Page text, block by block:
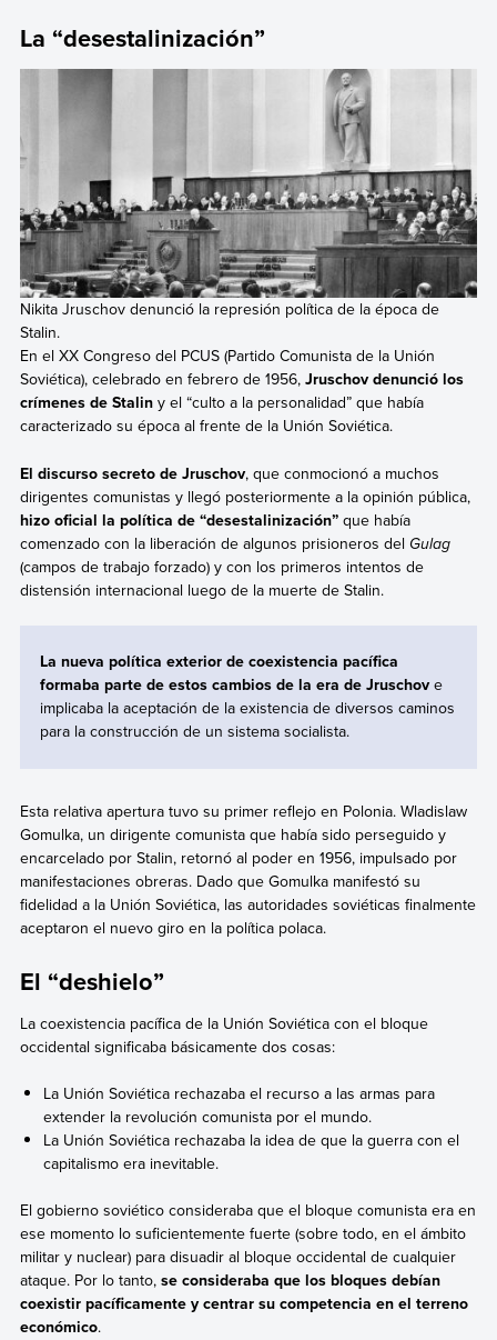
La “desestalinización”
Nikita Jruschov denunció la represión política de la época de
Stalin.
En el XX Congreso del PCUS (Partido Comunista de la Unión
Soviética), celebrado en febrero de 1956, Jruschovdenunció los
crímenes de Stalin y el “culto a la personalidad” que había
caracterizado su época al frente de la Unión Soviética.
El discurso secreto de Jruschov, que conmocionó a muchos
dirigentes comunistas y llegó posteriormente a la opinión pública,
hizo oficial la política de “desestalinización”que había
comenzado con la liberación de algunos prisioneros del Gulag
(campos de trabajo forzado) y con los primeros intentos de
distensión internacional luego de la muerte de Stalin.
La nueva política exterior de coexistencia pacífica
formaba parte de estos cambios de la era de Jruschove
implicaba la aceptación de la existencia de diversos caminos
para la construcción de un sistema socialista.
Esta relativa apertura tuvo su primer reflejo en Polonia. Wladislaw
Gomulka, un dirigente comunista que había sido perseguido y
encarcelado por Stalin, retornó al poder en 1956, impulsado por
manifestaciones obreras. Dado que Gomulka manifestó su
fidelidad a la Unión Soviética, las autoridades soviéticas finalmente
aceptaron el nuevo giro en la política polaca.
El “deshielo”
La coexistencia pacífica de la Unión Soviética con el bloque
occidental significaba básicamente dos cosas:
La Unión Soviética rechazaba el recurso a las armas para
extender la revolución comunista por el mundo.
La Unión Soviética rechazaba la idea de que la guerra con el
capitalismo era inevitable.
El gobierno soviético consideraba que el bloque comunista era en
ese momento lo suficientemente fuerte (sobre todo, en el ámbito
militar y nuclear) para disuadir al bloque occidental de cualquier
ataque. Por lo tanto,se consideraba que los bloques debían
coexistir pacíficamente y centrar su competencia en el terreno
económico.